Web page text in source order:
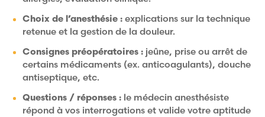
Choix de l’anesthésie : explications sur la technique
retenue et la gestion de la douleur.
Consignes préopératoires : jeûne, prise ou arrêt de
certains médicaments (ex. anticoagulants), douche
antiseptique, etc.
Questions / réponses : le médecin anesthésiste
répond à vos interrogations et valide votre aptitude